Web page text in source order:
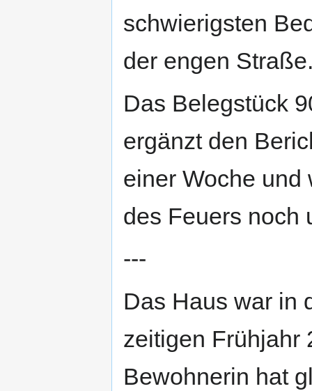
schwierigsten
der engen
Das Belegstück
ergänzt den
einer Woche und
des Feuers noch
---
Das Haus war in
zeitigen Frühjahr
Bewohnerin hat